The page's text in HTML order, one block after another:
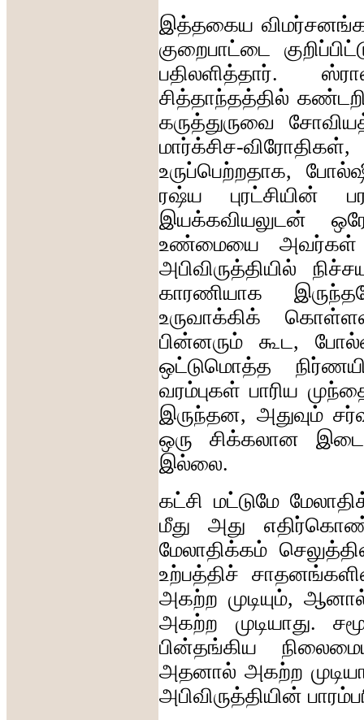
இத்தகைய
குறைபாட்டை
பதிலளித்தார்.
சித்தாந்தத்தில்
கருத்துருவை
மார்க்சிச-விரோதிகள்
உருப்பெற்றதாக,
ரஷ்ய
புரட்சியின்
இயக்கவியலுடன்
உண்மையை
அவர்கள்
அபிவிருத்தியில்
காரணியாக
உருவாக்கிக்
பின்னரும்
கூட,
ஒட்டுமொத்த
வரம்புகள் பாரிய
இருந்தன, அதுவும்
ஒரு
சிக்கலான
இல்லை.
கட்சி மட்டுமே
மீது
அது
மேலாதிக்கம்
உற்பத்திச்
அகற்ற முடியும்,
அகற்ற
முடியாது.
பின்தங்கிய
அதனால் அகற்ற
அபிவிருத்தியின்